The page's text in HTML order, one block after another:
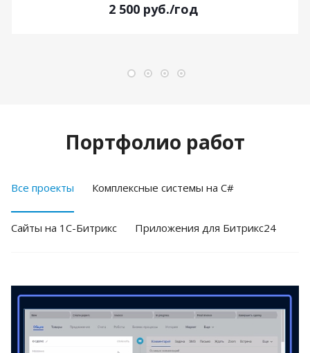
2 500 руб./год
Портфолио работ
Все проекты Комплексные системы на C#
Cайты на 1С-Битрикс Приложения для Битрикс24